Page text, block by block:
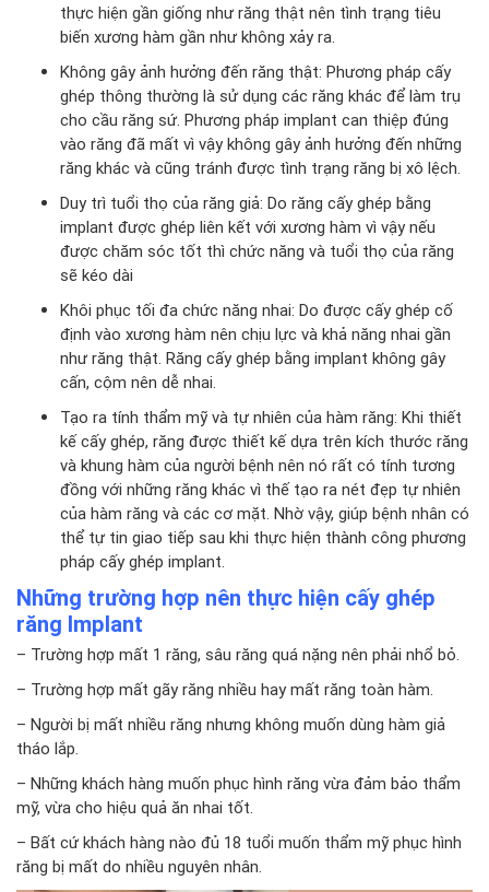
thực hiện gần giống như răng thật nên tình trạng tiêu
biến xương hàm gần như không xảy ra.
Không gây ảnh hưởng đến răng thật: Phương pháp cấy
ghép thông thường là sử dụng các răng khác để làm trụ
cho cầu răng sứ. Phương pháp implant can thiệp đúng
vào răng đã mất vì vậy không gây ảnh hưởng đến những
răng khác và cũng tránh được tình trạng răng bị xô lệch.
Duy trì tuổi thọ của răng giả: Do răng cấy ghép bằng
implant được ghép liên kết với xương hàm vì vậy nếu
được chăm sóc tốt thì chức năng và tuổi thọ của răng
sẽ kéo dài
Khôi phục tối đa chức năng nhai: Do được cấy ghép cố
định vào xương hàm nên chịu lực và khả năng nhai gần
như răng thật. Răng cấy ghép bằng implant không gây
cấn, cộm nên dễ nhai.
Tạo ra tính thẩm mỹ và tự nhiên của hàm răng: Khi thiết
kế cấy ghép, răng được thiết kế dựa trên kích thước răng
và khung hàm của người bệnh nên nó rất có tính tương
đồng với những răng khác vì thế tạo ra nét đẹp tự nhiên
của hàm răng và các cơ mặt. Nhờ vậy, giúp bệnh nhân có
thể tự tin giao tiếp sau khi thực hiện thành công phương
pháp cấy ghép implant.
Những trường hợp nên thực hiện cấy ghép
răng Implant
– Trường hợp mất 1 răng, sâu răng quá nặng nên phải nhổ bỏ.
– Trường hợp mất gãy răng nhiều hay mất răng toàn hàm.
– Người bị mất nhiều răng nhưng không muốn dùng hàm giả
tháo lắp.
– Những khách hàng muốn phục hình răng vừa đảm bảo thẩm
mỹ, vừa cho hiệu quả ăn nhai tốt.
– Bất cứ khách hàng nào đủ 18 tuổi muốn thẩm mỹ phục hình
răng bị mất do nhiều nguyên nhân.